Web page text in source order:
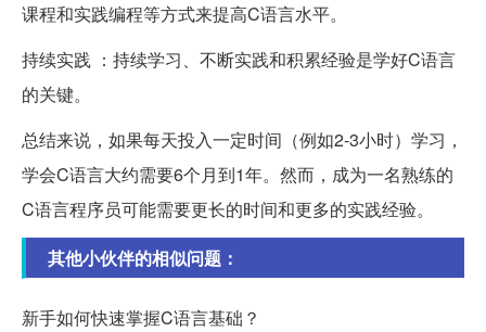
课程和实践编程等方式来提高C语言水平。
持续实践 ：持续学习、不断实践和积累经验是学好C语言
的关键。
总结来说，如果每天投入一定时间（例如2-3小时）学习，
学会C语言大约需要6个月到1年。然而，成为一名熟练的
C语言程序员可能需要更长的时间和更多的实践经验。
其他小伙伴的相似问题：
新手如何快速掌握C语言基础？